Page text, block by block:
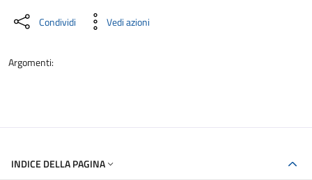
Condividi Vedi azioni
Argomenti:
INDICE DELLA PAGINA